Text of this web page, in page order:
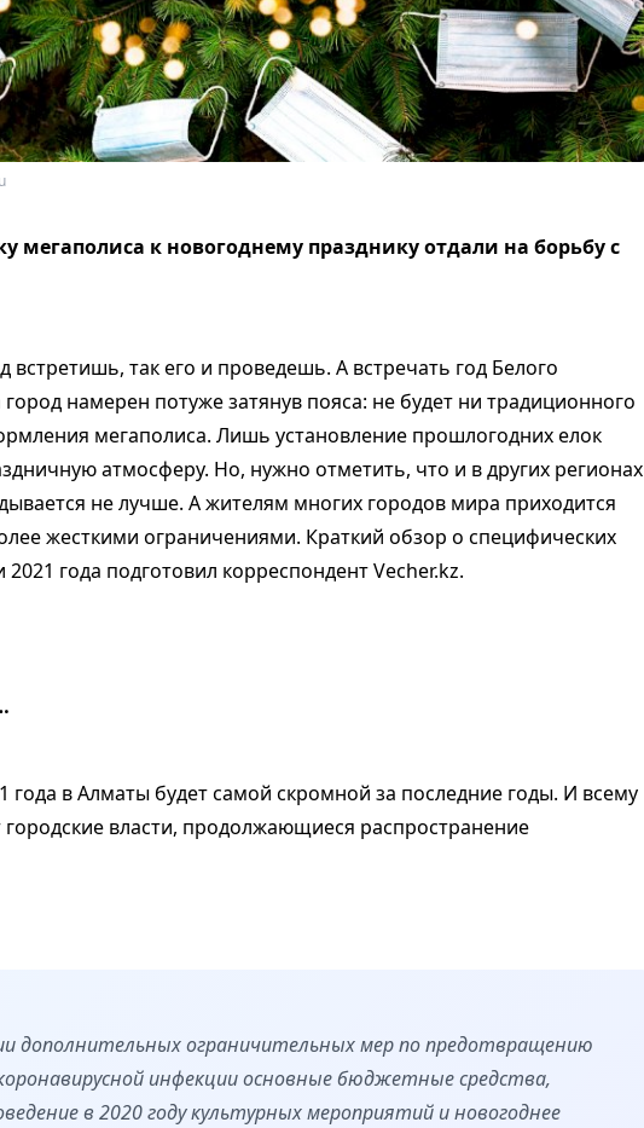
мегаполиса к новогоднему празднику отдали на борьбу с
встретишь, так его и проведешь. А встречать год Белого
намерен потуже затянув пояса: не будет ни традиционного
мегаполиса. Лишь установление прошлогодних елок
атмосферу. Но, нужно отметить, что и в других регионах
не лучше. А жителям многих городов мира приходится
жесткими ограничениями. Краткий обзор о специфических
2021 года подготовил корреспондент Vecher.kz.
года в Алматы будет самой скромной за последние годы. И всему
власти, продолжающиеся распространение
дополнительных ограничительных мер по предотвращению
инфекции основные бюджетные средства,
в 2020 году культурных мероприятий и новогоднее